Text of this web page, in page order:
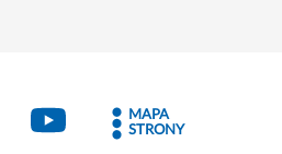
MAPA
STRONY